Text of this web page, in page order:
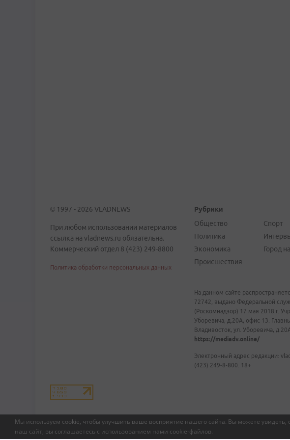
Мы используем cookie, чтобы улучшить ваше восприятие нашего сайта. Вы можете
наш сайт, вы соглашаетесь с использованием нами cookie-файлов.
© 1997 - 2026 VLADNEWS
При любом использовании материалов
ссылка на vladnews.ru обязательна.
Коммерческий отдел 8 (423) 249-8800
Политика обработки персональных данных
Рубрики
Общество
Политика
Экономика
Происшествия
Спорт
Город
На данном сайте
72742, выдано Федеральной
(Роскомнадзор) 17 мая 2018 г.
Уборевича, д.20А, офис 13.
Владивосток, ул. Уборевича,
https://mediadv.online/
Электронный адрес редакции:
(423) 249-8-800. 18+